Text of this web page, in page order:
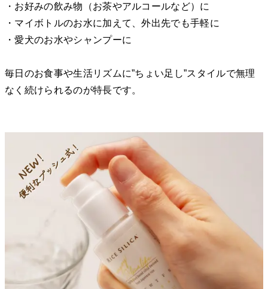
・お好みの飲み物（お茶やアルコールなど）に
・マイボトルのお水に加えて、外出先でも手軽に
・愛犬のお水やシャンプーに
毎日のお食事や生活リズムに”ちょい足し”スタイルで無理
なく続けられるのが特長です。